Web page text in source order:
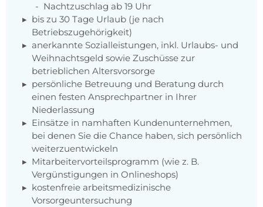
Nachtzuschlag ab 19 Uhr
bis zu 30 Tage Urlaub (je nach
Betriebszugehörigkeit)
anerkannte Sozialleistungen, inkl. Urlaubs- und
Weihnachtsgeld sowie Zuschüsse zur
betrieblichen Altersvorsorge
persönliche Betreuung und Beratung durch
einen festen Ansprechpartner in Ihrer
Niederlassung
Einsätze in namhaften Kundenunternehmen,
bei denen Sie die Chance haben, sich persönlich
weiterzuentwickeln
Mitarbeitervorteilsprogramm (wie z. B.
Vergünstigungen in Onlineshops)
kostenfreie arbeitsmedizinische
Vorsorgeuntersuchung